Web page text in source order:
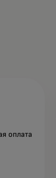
оплата